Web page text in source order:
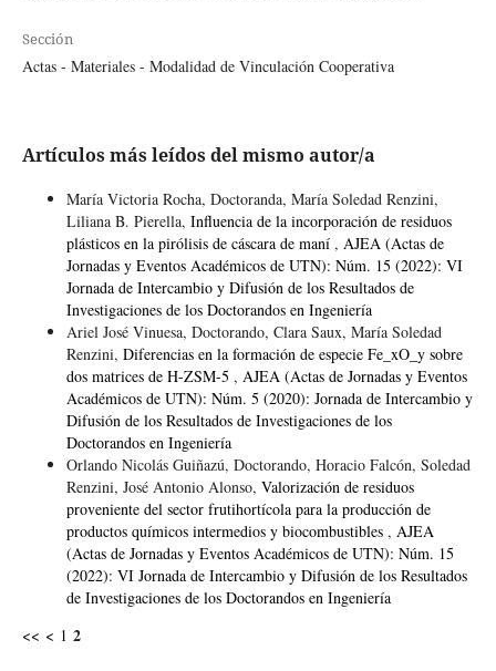
Sección
Actas - Materiales - Modalidad de Vinculación Cooperativa
Artículos más leídos del mismo autor/a
María Victoria Rocha, Doctoranda, María Soledad Renzini,
Liliana B. Pierella, Influencia de la incorporación de residuos
plásticos en la pirólisis de cáscara de maní , AJEA (Actas de
Jornadas y Eventos Académicos de UTN): Núm. 15 (2022): VI
Jornada de Intercambio y Difusión de los Resultados de
Investigaciones de los Doctorandos en Ingeniería
Ariel José Vinuesa, Doctorando, Clara Saux, María Soledad
Renzini, Diferencias en la formación de especie Fe​_x​O​_y sobre
dos matrices de H-ZSM-5 , AJEA (Actas de Jornadas y Eventos
Académicos de UTN): Núm. 5 (2020): Jornada de Intercambio y
Difusión de los Resultados de Investigaciones de los
Doctorandos en Ingeniería
Orlando Nicolás Guiñazú, Doctorando, Horacio Falcón, Soledad
Renzini, José Antonio Alonso, Valorización de residuos
proveniente del sector frutihortícola para la producción de
productos químicos intermedios y biocombustibles , AJEA
(Actas de Jornadas y Eventos Académicos de UTN): Núm. 15
(2022): VI Jornada de Intercambio y Difusión de los Resultados
de Investigaciones de los Doctorandos en Ingeniería
<< < 1 2